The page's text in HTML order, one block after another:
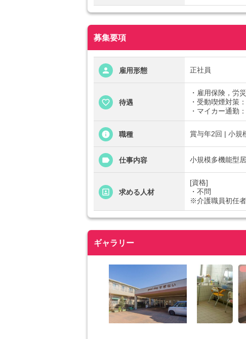
募集要項
雇用形態 正社員
待遇
・雇用保険，労
・受動喫煙対策
・マイカー通勤
職種 賞与年2回 | 小規
仕事内容 小規模多機能型
求める人材
[資格]
・不問
※介護職員初任
ギャラリー